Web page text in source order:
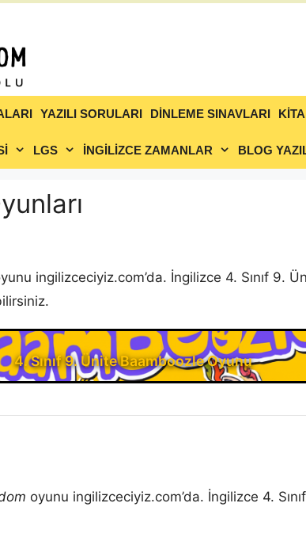
YAZILI SORULARI DİNLEME SINAVLARI
LGS İNGİLİZCE ZAMANLAR BLOG
ingilizceciyiz.com’da. İngilizce 4. Sınıf 9.
4. Sınıf 9. Ünite Baamboozle Oyunu
oyunu ingilizceciyiz.com’da. İngilizce 4.